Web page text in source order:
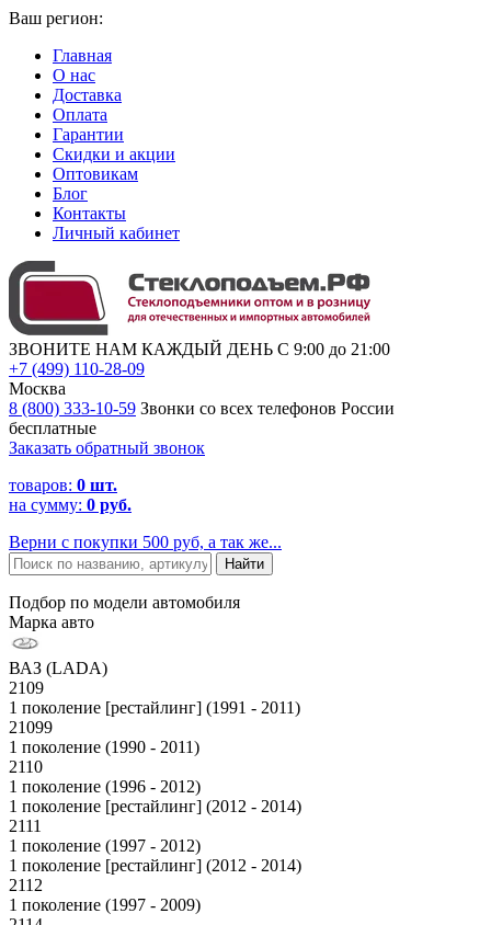
Ваш регион:
Главная
О нас
Доставка
Оплата
Гарантии
Скидки и акции
Оптовикам
Блог
Контакты
Личный кабинет
ЗВОНИТЕ НАМ КАЖДЫЙ ДЕНЬ С 9:00 до 21:00
+7 (499) 110-28-09
Москва
8 (800) 333-10-59 Звонки со всех телефонов России
бесплатные
Заказать обратный звонок
товаров: 0 шт.
на сумму: 0 руб.
Верни с покупки 500 руб, а так же...
Подбор по модели автомобиля
Марка авто
ВАЗ (LADA)
2109
1 поколение [рестайлинг] (1991 - 2011)
21099
1 поколение (1990 - 2011)
2110
1 поколение (1996 - 2012)
1 поколение [рестайлинг] (2012 - 2014)
2111
1 поколение (1997 - 2012)
1 поколение [рестайлинг] (2012 - 2014)
2112
1 поколение (1997 - 2009)